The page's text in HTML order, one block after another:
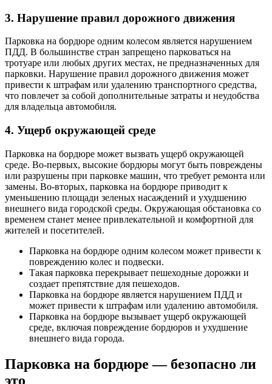
3. Нарушение правил дорожного движения
Парковка на бордюре одним колесом является нарушением
ПДД. В большинстве стран запрещено парковаться на
тротуаре или любых других местах, не предназначенных для
парковки. Нарушение правил дорожного движения может
привести к штрафам или удалению транспортного средства,
что повлечет за собой дополнительные затраты и неудобства
для владельца автомобиля.
4. Ущерб окружающей среде
Парковка на бордюре может вызвать ущерб окружающей
среде. Во-первых, высокие бордюры могут быть повреждены
или разрушены при парковке машин, что требует ремонта или
замены. Во-вторых, парковка на бордюре приводит к
уменьшению площади зеленых насаждений и ухудшению
внешнего вида городской среды. Окружающая обстановка со
временем станет менее привлекательной и комфортной для
жителей и посетителей.
Парковка на бордюре одним колесом может привести к
повреждению колес и подвески.
Такая парковка перекрывает пешеходные дорожки и
создает препятствие для пешеходов.
Парковка на бордюре является нарушением ПДД и
может привести к штрафам или удалению автомобиля.
Парковка на бордюре вызывает ущерб окружающей
среде, включая повреждение бордюров и ухудшение
внешнего вида города.
Парковка на бордюре — безопасно ли
это